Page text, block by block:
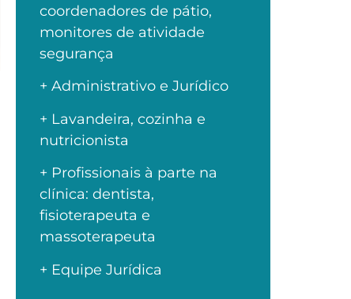
coordenadores de pátio,
monitores de atividade
segurança
+ Administrativo e Jurídico
+ Lavandeira, cozinha e
nutricionista
+ Profissionais à parte na
clínica: dentista,
fisioterapeuta e
massoterapeuta
+ Equipe Jurídica